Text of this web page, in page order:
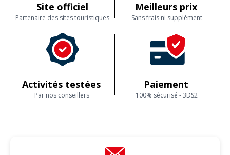
Site officiel
Partenaire des sites touristiques
Meilleurs prix
Sans frais ni supplément
Activités testées
Par nos conseillers
Paiement
100% sécurisé - 3DS2